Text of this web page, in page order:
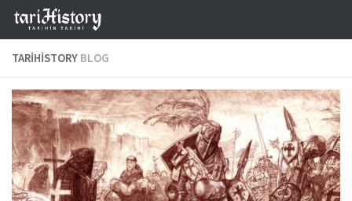
Skip to content
TARIHISTORY BLOG